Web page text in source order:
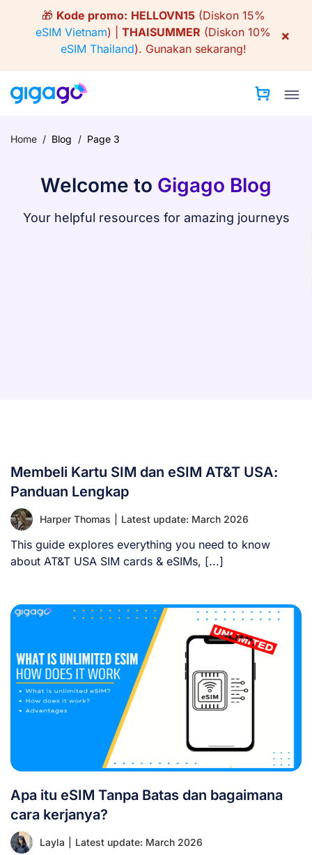
🎁 Kode promo: HELLOVN15(Diskon 15%
eSIM Vietnam) | THAISUMMER (Diskon 10%
eSIM Thailand). Gunakan sekarang!
×
Home / Blog / Page 3
Welcome to Gigago Blog
Your helpful resources for amazing journeys
Membeli Kartu SIM dan eSIM AT&T USA:
Panduan Lengkap
Harper Thomas Latest update: March 2026
This guide explores everything you need to know
about AT&T USA SIM cards & eSIMs, [...]
Apa itu eSIM Tanpa Batas dan bagaimana
cara kerjanya?
Layla Latest update: March 2026